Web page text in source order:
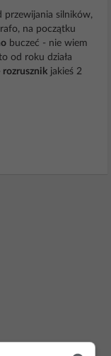
przewijania silników,
na początku
buczeć - nie wiem
od roku działa
rozrusznik jakieś 2